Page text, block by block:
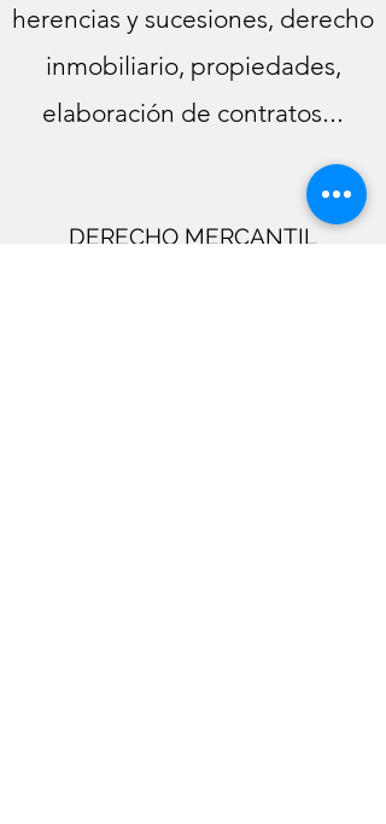
herencias y sucesiones, derecho
inmobiliario, propiedades,
elaboración de contratos...
DERECHO MERCANTIL